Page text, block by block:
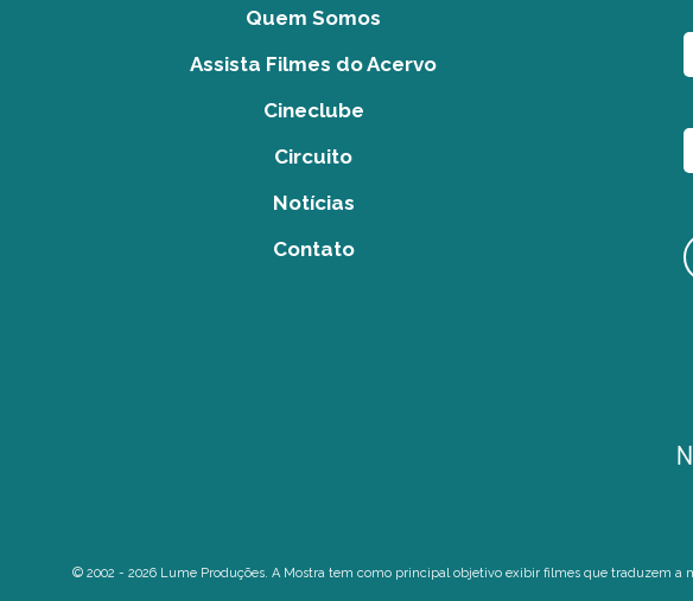
Quem Somos
Assista Filmes do Acervo
Cineclube
Circuito
Notícias
Contato